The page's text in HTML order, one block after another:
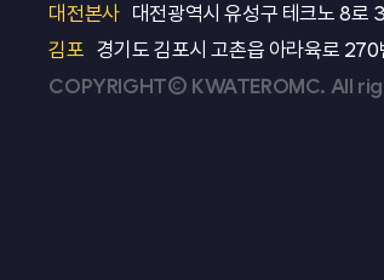
대전본사 대전광역시 유성구 테크노 8로
김포 경기도 김포시 고촌읍 아라육로
COPYRIGHT© KWATEROMC. All